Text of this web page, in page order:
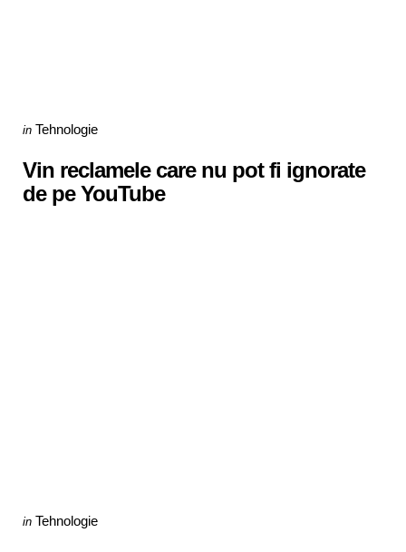
Categories
Posted
in Tehnologie
Vin reclamele care nu pot fi ignorate
de pe YouTube
Categories
Posted
in Tehnologie